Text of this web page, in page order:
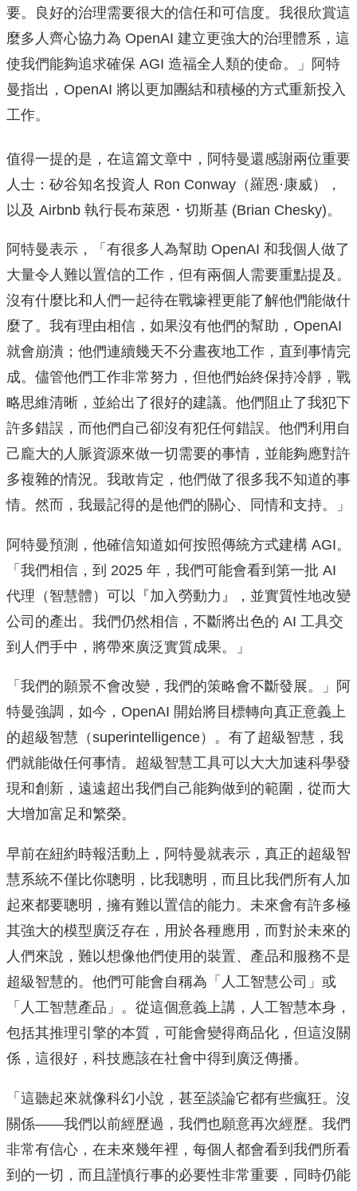
要。良好的治理需要很大的信任和可信度。我很欣賞這
麼多人齊心協力為 OpenAI 建立更強大的治理體系，這
使我們能夠追求確保 AGI 造福全人類的使命。」阿特
曼指出，OpenAI 將以更加團結和積極的方式重新投入
工作。
值得一提的是，在這篇文章中，阿特曼還感謝兩位重要
人士：矽谷知名投資人 Ron Conway（羅恩·康威），
以及 Airbnb 執行長布萊恩・切斯基 (Brian Chesky)。
阿特曼表示，「有很多人為幫助 OpenAI 和我個人做了
大量令人難以置信的工作，但有兩個人需要重點提及。
沒有什麼比和人們一起待在戰壕裡更能了解他們能做什
麼了。我有理由相信，如果沒有他們的幫助，OpenAI
就會崩潰；他們連續幾天不分晝夜地工作，直到事情完
成。儘管他們工作非常努力，但他們始終保持冷靜，戰
略思維清晰，並給出了很好的建議。他們阻止了我犯下
許多錯誤，而他們自己卻沒有犯任何錯誤。他們利用自
己龐大的人脈資源來做一切需要的事情，並能夠應對許
多複雜的情況。我敢肯定，他們做了很多我不知道的事
情。然而，我最記得的是他們的關心、同情和支持。」
阿特曼預測，他確信知道如何按照傳統方式建構 AGI。
「我們相信，到 2025 年，我們可能會看到第一批 AI
代理（智慧體）可以『加入勞動力』，並實質性地改變
公司的產出。我們仍然相信，不斷將出色的 AI 工具交
到人們手中，將帶來廣泛實質成果。」
「我們的願景不會改變，我們的策略會不斷發展。」阿
特曼強調，如今，OpenAI 開始將目標轉向真正意義上
的超級智慧（superintelligence）。有了超級智慧，我
們就能做任何事情。超級智慧工具可以大大加速科學發
現和創新，遠遠超出我們自己能夠做到的範圍，從而大
大增加富足和繁榮。
早前在紐約時報活動上，阿特曼就表示，真正的超級智
慧系統不僅比你聰明，比我聰明，而且比我們所有人加
起來都要聰明，擁有難以置信的能力。未來會有許多極
其強大的模型廣泛存在，用於各種應用，而對於未來的
人們來說，難以想像他們使用的裝置、產品和服務不是
超級智慧的。他們可能會自稱為「人工智慧公司」或
「人工智慧產品」。從這個意義上講，人工智慧本身，
包括其推理引擎的本質，可能會變得商品化，但這沒關
係，這很好，科技應該在社會中得到廣泛傳播。
「這聽起來就像科幻小說，甚至談論它都有些瘋狂。沒
關係——我們以前經歷過，我們也願意再次經歷。我們
非常有信心，在未來幾年裡，每個人都會看到我們所看
到的一切，而且謹慎行事的必要性非常重要，同時仍能